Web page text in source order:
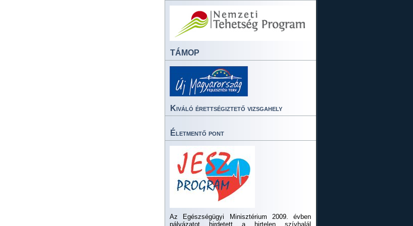
TÁMOP
Kiváló érettségiztető vizsgahely
Életmentő pont
Az Egészségügyi Minisztérium 2009. évben
pályázatot hirdetett a hirtelen szívhalál